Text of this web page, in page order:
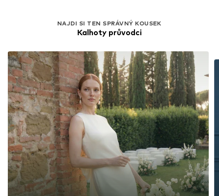
NAJDI SI TEN SPRÁVNÝ KOUSEK
Kalhoty průvodci